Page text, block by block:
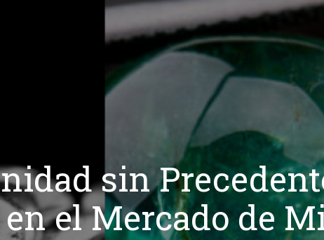
sin
el Mercado de